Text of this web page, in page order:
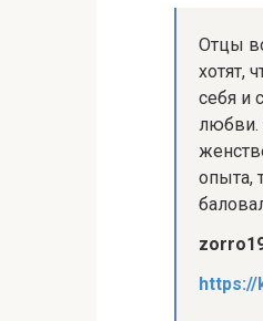
Отцы
хотят,
себя и
любви.
опыта,
https://